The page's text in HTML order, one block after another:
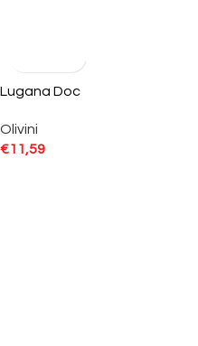
Lugana Doc
Olivini
€11,59